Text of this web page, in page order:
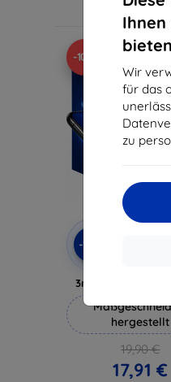
Wir
für das
zu
Auf Lager 3
-10%
-10%
3mk Hammer
hergestellt
19,90 €
17,91 €